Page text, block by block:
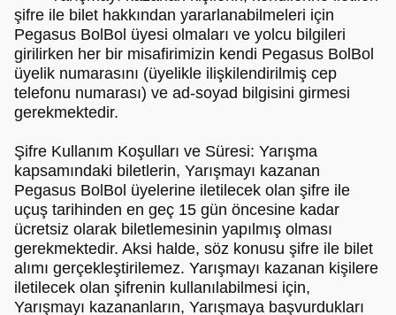
şifre ile bilet hakkından yararlanabilmeleri için
Pegasus BolBol üyesi olmaları ve yolcu bilgileri
girilirken her bir misafirimizin kendi Pegasus BolBol
üyelik numarasını (üyelikle ilişkilendirilmiş cep
telefonu numarası) ve ad-soyad bilgisini girmesi
gerekmektedir.
Şifre Kullanım Koşulları ve Süresi: Yarışma
kapsamındaki biletlerin, Yarışmayı kazanan
Pegasus BolBol üyelerine iletilecek olan şifre ile
uçuş tarihinden en geç 15 gün öncesine kadar
ücretsiz olarak biletlemesinin yapılmış olması
gerekmektedir. Aksi halde, söz konusu şifre ile bilet
alımı gerçekleştirilemez. Yarışmayı kazanan kişilere
iletilecek olan şifrenin kullanılabilmesi için,
Yarışmayı kazananların, Yarışmaya başvurdukları